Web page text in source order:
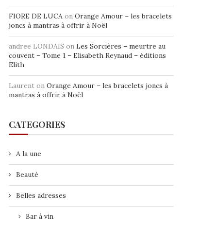
FIORE DE LUCA on Orange Amour – les bracelets
joncs à mantras à offrir à Noël
andree LONDAIS on Les Sorcières – meurtre au
couvent – Tome 1 – Elisabeth Reynaud – éditions
Elith
Laurent on Orange Amour – les bracelets joncs à
mantras à offrir à Noël
CATEGORIES
A la une
Beauté
Belles adresses
Bar à vin